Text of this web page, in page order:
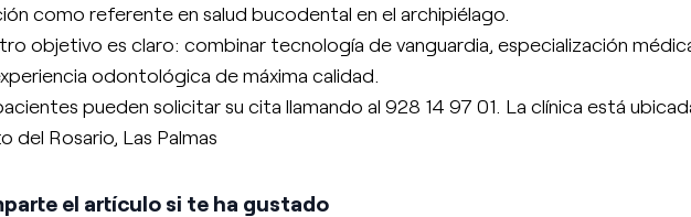
como referente en salud bucodental en el archipiélago.
objetivo es claro: combinar tecnología de vanguardia, especialización
odontológica de máxima calidad.
pueden solicitar su cita llamando al 928 14 97 01. La clínica está
del Rosario, Las Palmas
el artículo si te ha gustado